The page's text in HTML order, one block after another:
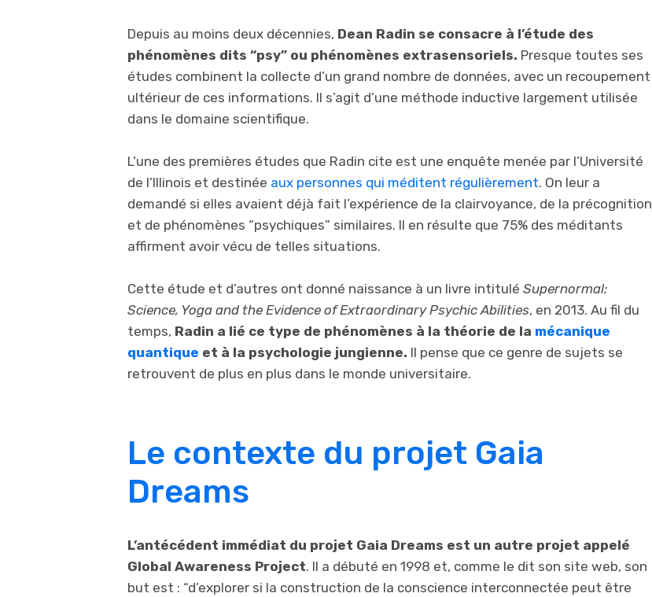
Depuis au moins deux décennies, Dean Radin se consacre à l’étude des
phénomènes dits “psy” ou phénomènes extrasensoriels. Presque toutes ses
études combinent la collecte d’un grand nombre de données, avec un recoupement
ultérieur de ces informations. Il s’agit d’une méthode inductive largement utilisée
dans le domaine scientifique.
L’une des premières études que Radin cite est une enquête menée par l’Université
de l’Illinois et destinée aux personnes qui méditent régulièrement. On leur a
demandé si elles avaient déjà fait l’expérience de la clairvoyance, de la précognition
et de phénomènes “psychiques” similaires. Il en résulte que 75% des méditants
affirment avoir vécu de telles situations.
Cette étude et d’autres ont donné naissance à un livre intitulé Supernormal:
Science, Yoga and the Evidence of Extraordinary Psychic Abilities, en 2013. Au fil du
temps, Radin a lié ce type de phénomènes à la théorie de la mécanique
quantique et à la psychologie jungienne. Il pense que ce genre de sujets se
retrouvent de plus en plus dans le monde universitaire.
Le contexte du projet Gaia
Dreams
L’antécédent immédiat du projet Gaia Dreams est un autre projet appelé
Global Awareness Project. Il a débuté en 1998 et, comme le dit son site web, son
but est : “d’explorer si la construction de la conscience interconnectée peut être